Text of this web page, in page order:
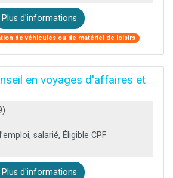
Plus d'informations
de véhicules ou de matériel de loisirs
en voyages d'affaires et
salarié, Éligible CPF
Plus d'informations